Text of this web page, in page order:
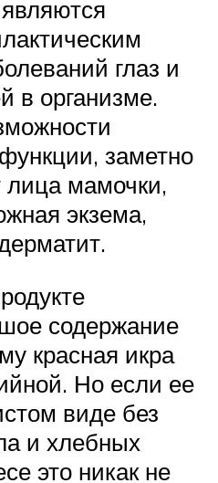
глаз и
в организме.
заметно
лица мамочки,
экзема,
содержание
красная икра
Но если ее
виде без
и хлебных
это никак не